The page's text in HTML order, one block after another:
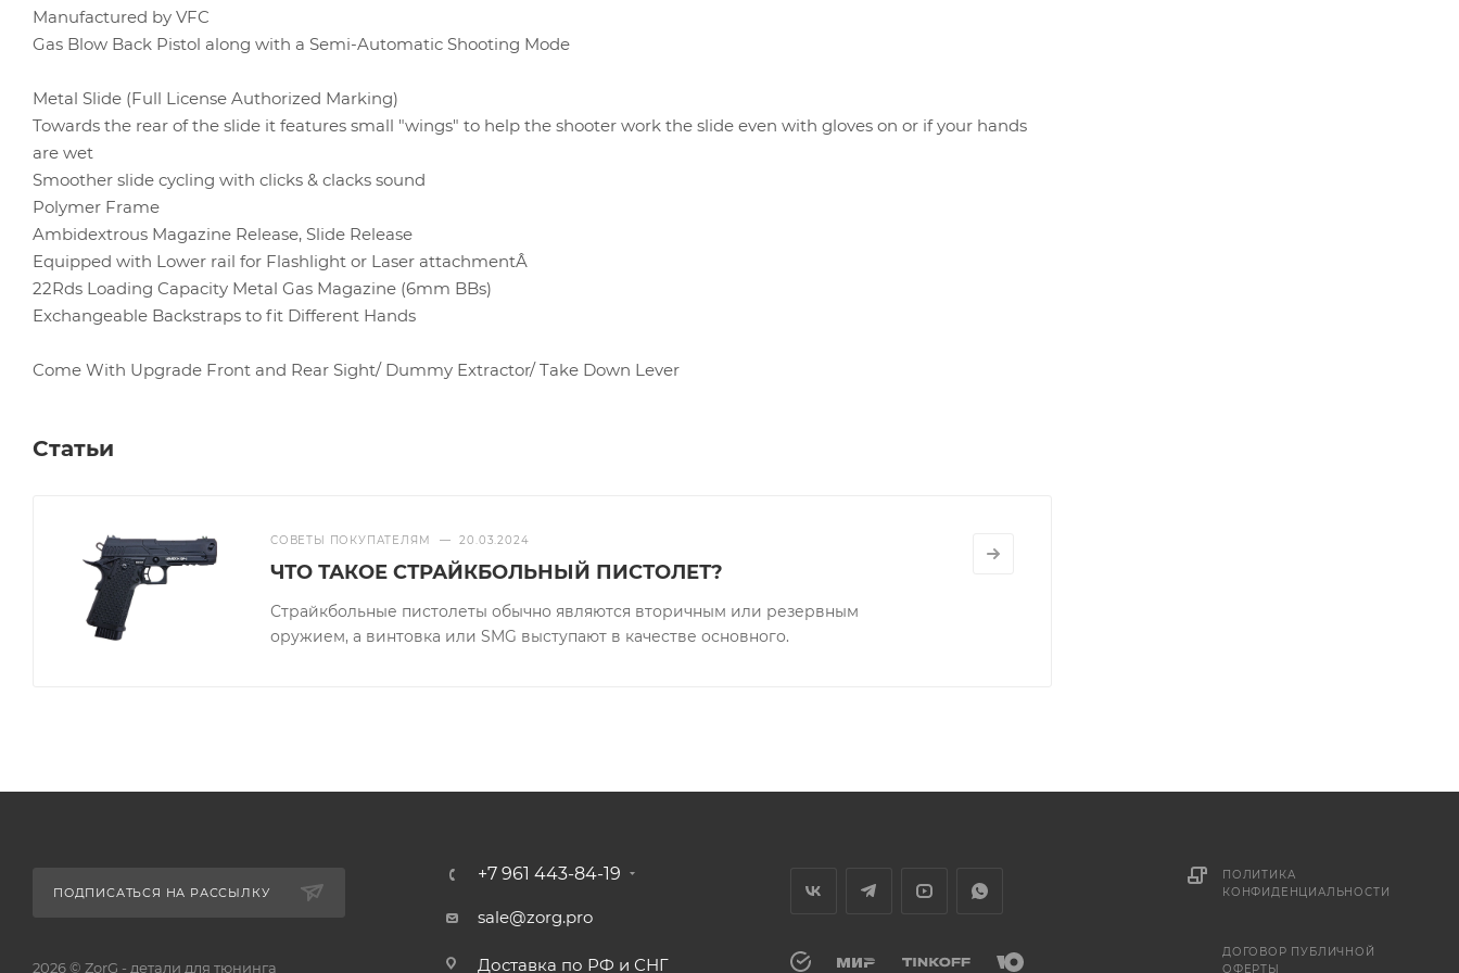
Manufactured by VFC
Gas Blow Back Pistol along with a Semi-Automatic Shooting Mode
Metal Slide (Full License Authorized Marking)
Towards the rear of the slide it features small "wings" to help the shooter work the slide even with gloves on or if your hands
are wet
Smoother slide cycling with clicks & clacks sound
Polymer Frame
Ambidextrous Magazine Release, Slide Release
Equipped with Lower rail for Flashlight or Laser attachmentÂ
22Rds Loading Capacity Metal Gas Magazine (6mm BBs)
Exchangeable Backstraps to fit Different Hands
Come With Upgrade Front and Rear Sight/ Dummy Extractor/ Take Down Lever
Статьи
СОВЕТЫ ПОКУПАТЕЛЯМ — 20.03.2024
ЧТО ТАКОЕ СТРАЙКБОЛЬНЫЙ ПИСТОЛЕТ?
Страйкбольные пистолеты обычно являются вторичным или резервным
оружием, а винтовка или SMG выступают в качестве основного.
ПОДПИСАТЬСЯ НА РАССЫЛКУ
2026 © ZorG - детали для тюнинга
+7 961 443-84-19
sale@zorg.pro
Доставка по РФ и СНГ
ПОЛИТИКА
КОНФИДЕНЦИАЛЬНОСТИ
ДОГОВОР ПУБЛИЧНОЙ
ОФЕРТЫ